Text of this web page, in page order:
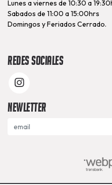
Lunes a viernes de 10:30 a
Sabados de 11:00 a 15:00hrs
Domingos y Feriados Cerrado.
Redes Sociales
Newletter